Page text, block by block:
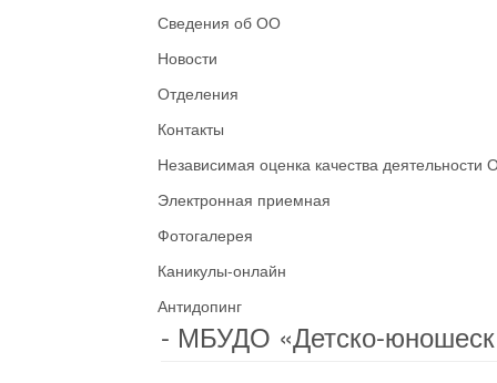
Сведения об ОО
Новости
Отделения
Контакты
Независимая оценка качества деятельности
Электронная приемная
Фотогалерея
Каникулы-онлайн
Антидопинг
- МБУДО «Детско-